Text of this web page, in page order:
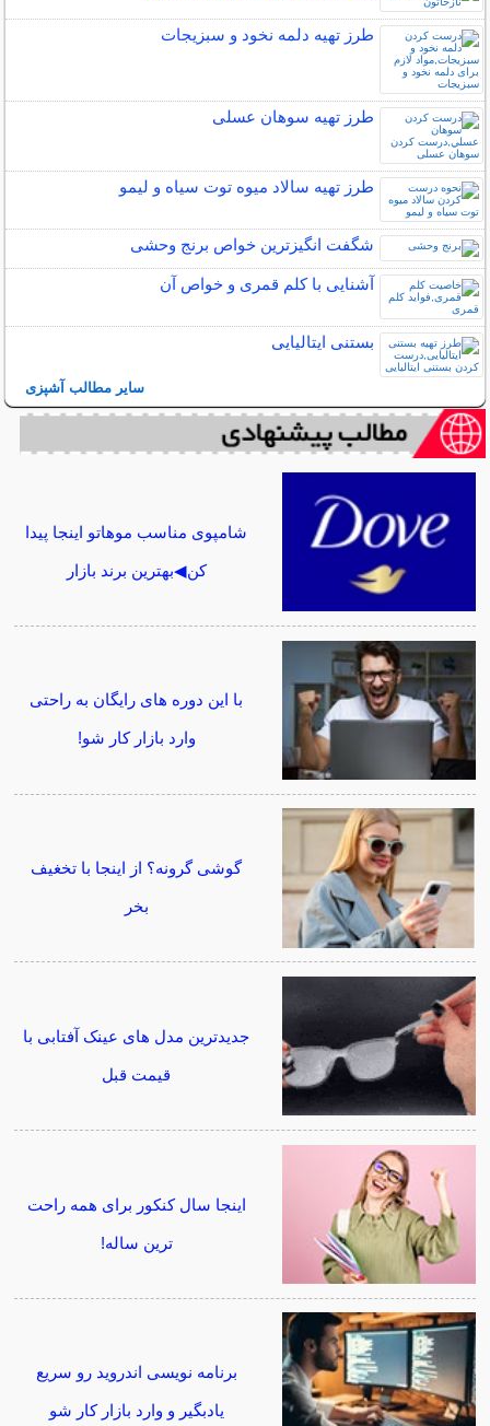
طرز تهیه دلمه نخود و سبزیجات
طرز تهیه سوهان عسلی
طرز تهیه سالاد میوه توت سیاه و لیمو
شگفت انگیزترین خواص برنج وحشی
آشنایی با کلم قمری و خواص آن
بستنی ایتالیایی
سایر مطالب آشپزی
شامپوی مناسب موهاتو اینجا پیدا
کن◀بهترین برند بازار
با این دوره های رایگان به راحتی
وارد بازار کار شو!
گوشی گرونه؟ از اینجا با تخغیف
بخر
جدیدترین مدل های عینک آفتابی با
قیمت قبل
اینجا سال کنکور برای همه راحت
ترین ساله!
برنامه نویسی اندروید رو سریع
یادبگیر و وارد بازار کار شو